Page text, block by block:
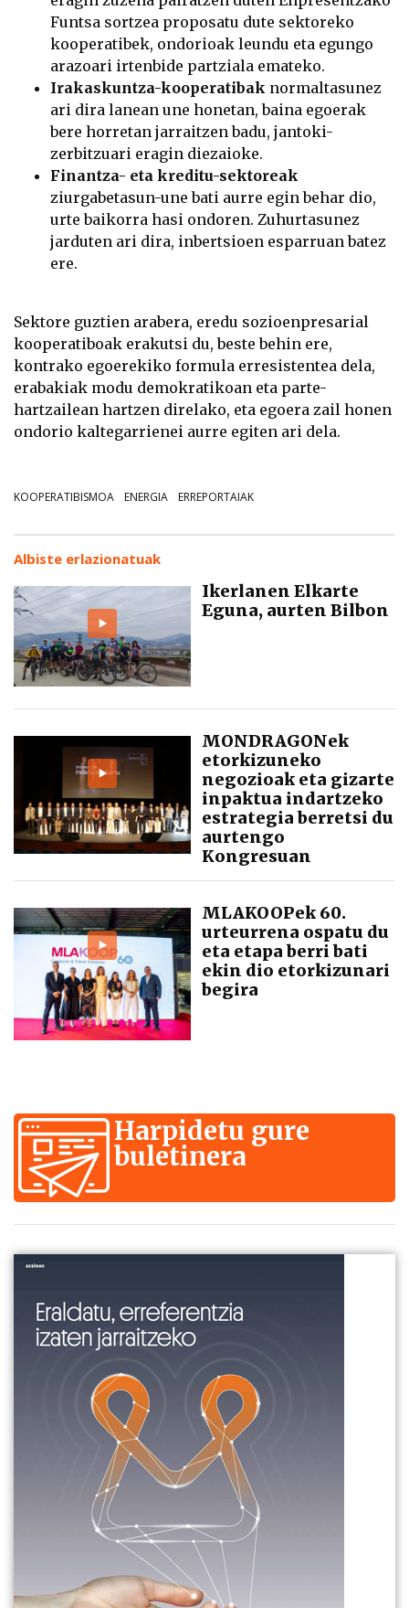
Funtsa sortzea proposatu dute sektoreko
kooperatibek, ondorioak leundu eta egungo
arazoari irtenbide partziala emateko.
Irakaskuntza-kooperatibak normaltasunez
ari dira lanean une honetan, baina egoerak
bere horretan jarraitzen badu, jantoki-
zerbitzuari eragin diezaioke.
Finantza- eta kreditu-sektoreak
ziurgabetasun-une bati aurre egin behar dio,
urte baikorra hasi ondoren. Zuhurtasunez
jarduten ari dira, inbertsioen esparruan batez
ere.
Sektore guztien arabera, eredu sozioenpresarial
kooperatiboak erakutsi du, beste behin ere,
kontrako egoerekiko formula erresistentea dela,
erabakiak modu demokratikoan eta parte-
hartzailean hartzen direlako, eta egoera zail honen
ondorio kaltegarrienei aurre egiten ari dela.
KOOPERATIBISMOA ENERGIA ERREPORTAIAK
Albiste erlazionatuak
Ikerlanen Elkarte
Eguna, aurten Bilbon
MONDRAGONek
etorkizuneko
negozioak eta gizarte
inpaktua indartzeko
estrategia berretsi du
aurtengo
Kongresuan
MLAKOOPek 60.
urteurrena ospatu du
eta etapa berri bati
ekin dio etorkizunari
begira
Harpidetu gure
buletinera